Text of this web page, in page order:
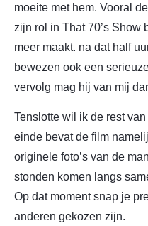
moeite met hem. Vooral
zijn rol in That 70’s Show
meer maakt. na dat half
bewezen ook een
vervolg mag hij van mij
Tenslotte wil ik de rest
einde bevat de film
originele foto’s van de
stonden komen langs
Op dat moment snap je
anderen gekozen zijn.